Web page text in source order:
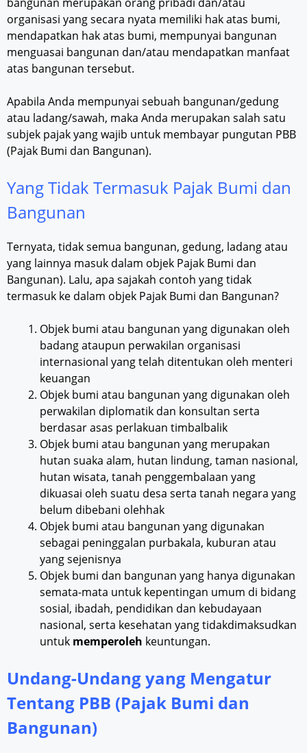
organisasi yang secara nyata memiliki hak atas bumi,
mendapatkan hak atas bumi, mempunyai bangunan
menguasai bangunan dan/atau mendapatkan manfaat
atas bangunan tersebut.
Apabila Anda mempunyai sebuah bangunan/gedung
atau ladang/sawah, maka Anda merupakan salah satu
subjek pajak yang wajib untuk membayar pungutan PBB
(Pajak Bumi dan Bangunan).
Yang Tidak Termasuk Pajak Bumi dan
Bangunan
Ternyata, tidak semua bangunan, gedung, ladang atau
yang lainnya masuk dalam objek Pajak Bumi dan
Bangunan). Lalu, apa sajakah contoh yang tidak
termasuk ke dalam objek Pajak Bumi dan Bangunan?
Objek bumi atau bangunan yang digunakan oleh
badang ataupun perwakilan organisasi
internasional yang telah ditentukan oleh menteri
keuangan
Objek bumi atau bangunan yang digunakan oleh
perwakilan diplomatik dan konsultan serta
berdasar asas perlakuan timbalbalik
Objek bumi atau bangunan yang merupakan
hutan suaka alam, hutan lindung, taman nasional,
hutan wisata, tanah penggembalaan yang
dikuasai oleh suatu desa serta tanah negara yang
belum dibebani olehhak
Objek bumi atau bangunan yang digunakan
sebagai peninggalan purbakala, kuburan atau
yang sejenisnya
Objek bumi dan bangunan yang hanya digunakan
semata-mata untuk kepentingan umum di bidang
sosial, ibadah, pendidikan dan kebudayaan
nasional, serta kesehatan yang tidakdimaksudkan
untuk memperoleh keuntungan.
Undang-Undang yang Mengatur
Tentang PBB (Pajak Bumi dan
Bangunan)